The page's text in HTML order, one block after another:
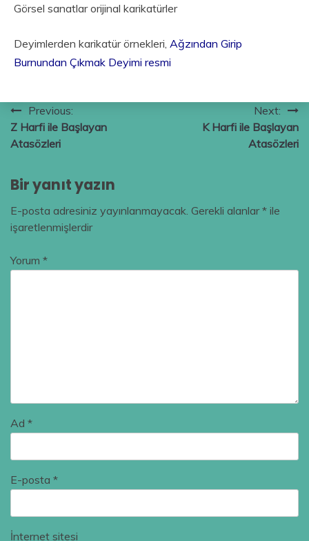
Görsel sanatlar orijinal karikatürler
Deyimlerden karikatür örnekleri, Ağzından Girip
Burnundan Çıkmak Deyimi resmi
Yazı
gezinmesi
Previous:
Z Harfi ile Başlayan
Atasözleri
Next:
K Harfi ile Başlayan
Atasözleri
Bir yanıt yazın
E-posta adresiniz yayınlanmayacak. Gerekli alanlar* ile
işaretlenmişlerdir
Yorum *
Ad *
E-posta *
İnternet sitesi